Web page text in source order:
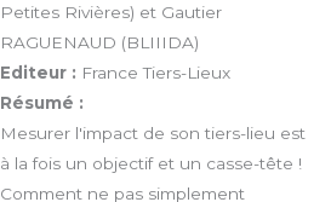
Petites Rivières) et Gautier
RAGUENAUD (BLIIIDA)
Editeur : France Tiers-Lieux
Résumé :
Mesurer l'impact de son tiers-lieu est
à la fois un objectif et un casse-tête !
Comment ne pas simplement